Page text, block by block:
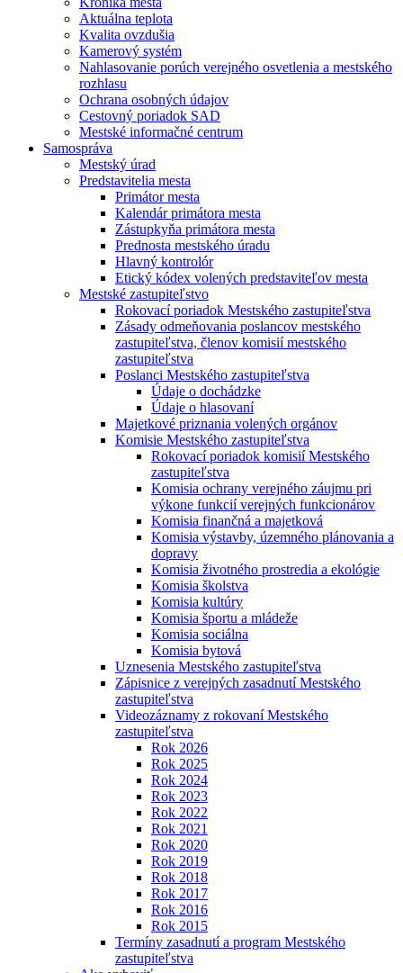
Aktuálna teplota
Kvalita ovzdušia
Kamerový systém
Nahlasovanie porúch verejného osvetlenia a mestského
rozhlasu
Ochrana osobných údajov
Cestovný poriadok SAD
Mestské informačné centrum
Samospráva
Mestský úrad
Predstavitelia mesta
Primátor mesta
Kalendár primátora mesta
Zástupkyňa primátora mesta
Prednosta mestského úradu
Hlavný kontrolór
Etický kódex volených predstaviteľov mesta
Mestské zastupiteľstvo
Rokovací poriadok Mestského zastupiteľstva
Zásady odmeňovania poslancov mestského
zastupiteľstva, členov komisií mestského
zastupiteľstva
Poslanci Mestského zastupiteľstva
Údaje o dochádzke
Údaje o hlasovaní
Majetkové priznania volených orgánov
Komisie Mestského zastupiteľstva
Rokovací poriadok komisií Mestského
zastupiteľstva
Komisia ochrany verejného záujmu pri
výkone funkcií verejných funkcionárov
Komisia finančná a majetková
Komisia výstavby, územného plánovania a
dopravy
Komisia životného prostredia a ekológie
Komisia školstva
Komisia kultúry
Komisia športu a mládeže
Komisia sociálna
Komisia bytová
Uznesenia Mestského zastupiteľstva
Zápisnice z verejných zasadnutí Mestského
zastupiteľstva
Videozáznamy z rokovaní Mestského
zastupiteľstva
Rok 2026
Rok 2025
Rok 2024
Rok 2023
Rok 2022
Rok 2021
Rok 2020
Rok 2019
Rok 2018
Rok 2017
Rok 2016
Rok 2015
Termíny zasadnutí a program Mestského
zastupiteľstva